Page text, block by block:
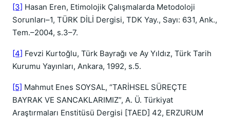
[3] Hasan Eren, Etimolojik Çalışmalarda Metodoloji
Sorunları–1, TÜRK DİLİ Dergisi, TDK Yay., Sayı: 631, Ank.,
Tem.–2004, s.3–7.
[4] Fevzi Kurtoğlu, Türk Bayrağı ve Ay Yıldız, Türk Tarih
Kurumu Yayınları, Ankara, 1992, s.5.
[5] Mahmut Enes SOYSAL, “TARİHSEL SÜREÇTE
BAYRAK VE SANCAKLARIMIZ”, A. Ü. Türkiyat
Araştırmaları Enstitüsü Dergisi [TAED] 42, ERZURUM